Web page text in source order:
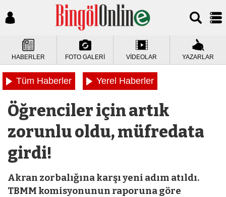
HABERLER FOTO GALERİ VİDEOLAR YAZARLAR
Tüm Haberler Yerel Haberler
Öğrenciler için artık
zorunlu oldu, müfredata
girdi!
Akran zorbalığına karşı yeni adım atıldı.
TBMM komisyonunun raporuna göre